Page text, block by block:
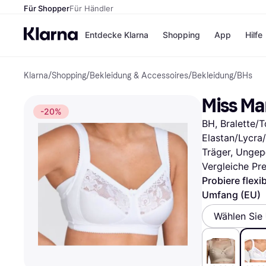
Für ShopperFür Händler
Entdecke Klarna
Zahlungsmethoden
Sofort bezahlen
Bezahle in 3
Bezahle in bis zu 30
Ratenzahlung
Shopping
Shops
eBay
Temu
SHEIN
Alle Shops
App Hilfe
Klarna/Shopping/Bekleidung & Accessoires/Bekleidung/BHs
-20% Miss
BH, Bralette/
Elastan/
Träger,
Vergleiche
Probiere
Umfang (EU)
Wählen